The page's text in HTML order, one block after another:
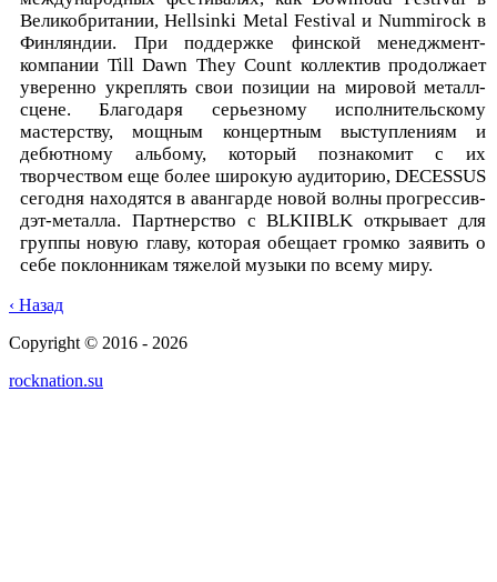
Великобритании, Hellsinki Metal Festival и Nummirock в
Финляндии. При поддержке финской менеджмент-
компании Till Dawn They Count коллектив продолжает
уверенно укреплять свои позиции на мировой металл-
сцене. Благодаря серьезному исполнительскому
мастерству, мощным концертным выступлениям и
дебютному альбому, который познакомит с их
творчеством еще более широкую аудиторию, DECESSUS
сегодня находятся в авангарде новой волны прогрессив-
дэт-металла. Партнерство с BLKIIBLK открывает для
группы новую главу, которая обещает громко заявить о
себе поклонникам тяжелой музыки по всему миру.
‹ Назад
Copyright © 2016 - 2026
rocknation.su